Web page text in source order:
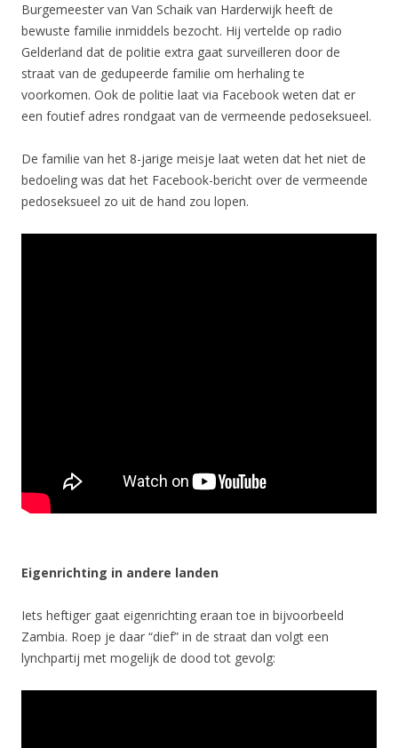
Burgemeester van Van Schaik van Harderwijk heeft de
bewuste familie inmiddels bezocht. Hij vertelde op radio
Gelderland dat de politie extra gaat surveilleren door de
straat van de gedupeerde familie om herhaling te
voorkomen. Ook de politie laat via Facebook weten dat er
een foutief adres rondgaat van de vermeende pedoseksueel.
De familie van het 8-jarige meisje laat weten dat het niet de
bedoeling was dat het Facebook-bericht over de vermeende
pedoseksueel zo uit de hand zou lopen.
Eigenrichting in andere landen
Iets heftiger gaat eigenrichting eraan toe in bijvoorbeeld
Zambia. Roep je daar “dief” in de straat dan volgt een
lynchpartij met mogelijk de dood tot gevolg: